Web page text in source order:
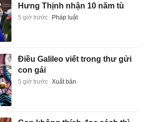
Hưng Thịnh nhận 10 năm tù
5 giờ trước Pháp luật
Điều Galileo viết trong thư gửi
con gái
5 giờ trước Xuất bản